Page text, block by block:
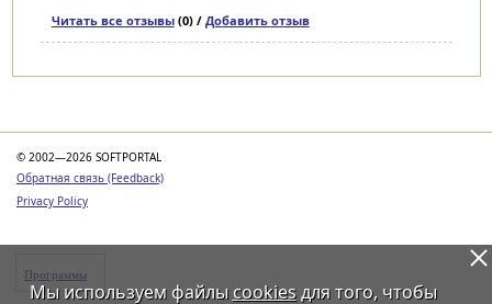
Читать все отзывы(0) / Добавить отзыв
© 2002—2026 SOFTPORTAL
Обратная связь (Feedback)
Privacy Policy
Программы
Мы используем файлы cookiesдля того, чтобы